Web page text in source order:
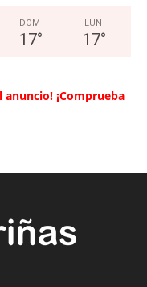
DOM
17°
LUN
17°
anuncio! ¡Comprueba